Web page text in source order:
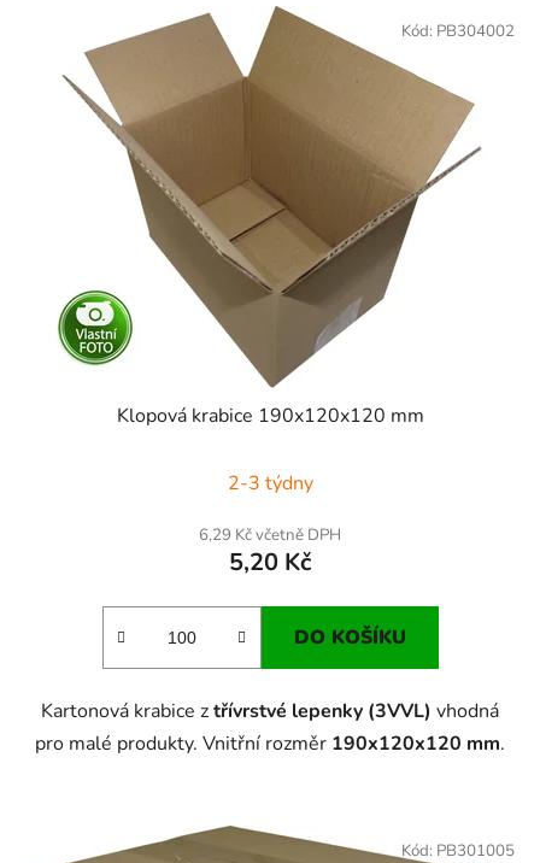
Klopová krabice 190x120x120 mm
2-3 týdny
6,29 Kč včetně DPH
5,20 Kč
DO KOŠÍKU
Kartonová krabice ztřívrstvé lepenky (3VVL) vhodná
pro malé produkty. Vnitřní rozměr 190x120x120 mm.
Kód: PB304002
Kód: PB301005